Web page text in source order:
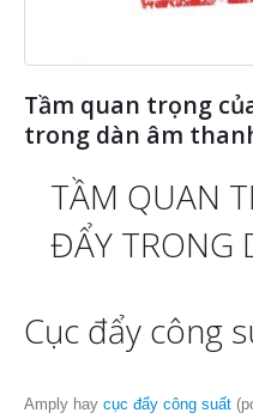
Tầm quan trọng
trong dàn âm
TẦM QUAN
ĐẨY TRONG
Cục đẩy công
Amply hay cục đẩy công suất